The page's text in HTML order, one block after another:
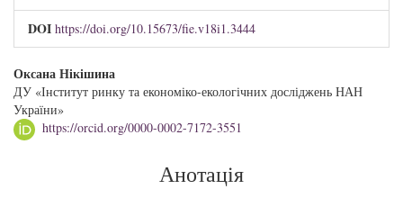
DOI https://doi.org/10.15673/fie.v18i1.3444
##plugins.themes.bootstrap3.article.main##
Оксана Нікішина
ДУ «Інститут ринку та економіко-екологічних досліджень НАН
України»
https://orcid.org/0000-0002-7172-3551
Анотація